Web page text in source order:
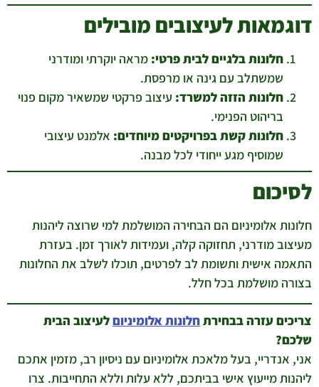
דוגמאות לעיצובים מובילים
חלונות בלגיים לבית פרטי: מראה יוקרתי ומודרני
שמשתלב עם גינה או מרפסת.
חלונות הזזה למשרד: עיצוב פרקטי שמשאיר מקום פנוי
בריהוט הפנימי.
חלונות קשת בפרויקטים מיוחדים: אלמנט עיצובי
שמוסיף מגע ייחודי לכל מבנה.
לסיכום
חלונות אלומיניום הם הבחירה המושלמת למי שרוצה ליהנות
מעיצוב מודרני, תחזוקה קלה, ועמידות לאורך זמן. בעזרת
התאמה אישית ותשומת לב לפרטים, תוכלו לשלב את החלונות
בצורה מושלמת בכל חלל.
צריכים עזרה בבחירתחלונות אלומיניוםלעיצוב הבית
שלכם?
אני, אנדריי, בעל מלאכת אלומיניום עם ניסיון רב, מזמין אתכם
ליהנות מייעוץ אישי בביתכם, ללא עלות וללא התחייבות. צרו